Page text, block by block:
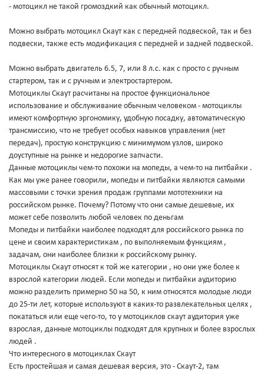
- мотоцикл не такой громоздкий как обычный мотоцикл.
Можно выбрать мотоцикл Скаут как с передней подвеской, так и без
подвески, также есть модификация с передней и задней подвеской.
Можно выбрать двигатель 6.5, 7, или 8 л.с. как с просто с ручным
стартером, так и с ручным и электростартером.
Мотоциклы Скаут расчитаны на простое функциональное
использование и обслуживание обычным человеком - мотоциклы
имеют комфортную эргономику, удобную посадку, автоматическую
трансмиссию, что не требует особых навыков управления (нет
передач), простую конструкцию с минимумом узлов, широко
доуступные на рынке и недорогие запчасти.
Данные мотоциклы чем-то похожи на мопеды, а чем-то на питбайки .
Как мы уже ранее говорили, мопеды и питбайки являются самыми
массовыми с точки зрения продаж группами мототехники на
российском рынке. Почему? Потому что они самые дешевые, их
может себе позволить любой человек по деньгам
Мопеды и питбайки наиболее подходят для российского рынка по
цене и своим характеристикам , по выполняемым функциям ,
задачам, они наиболее близки к российскому рынку.
Мотоциклы Скаут относят к той же категории , но они уже более к
взрослой категории людей. Если мопеды и питбайки аудиторию
можно разделить примерно 50 на 50, к ним относятся молодые люди
до 25-ти лет, которые используют в каких-то развлекательных целях ,
покататься или еще чего-то, то у мотоциклов скаут аудитория уже
взрослая, данные мотоциклы подходят для крупных и более взрослых
людей .
Что интересного в мотоциклах Скаут
Есть простейшая и самая дешевая версия, это - Скаут-2, там